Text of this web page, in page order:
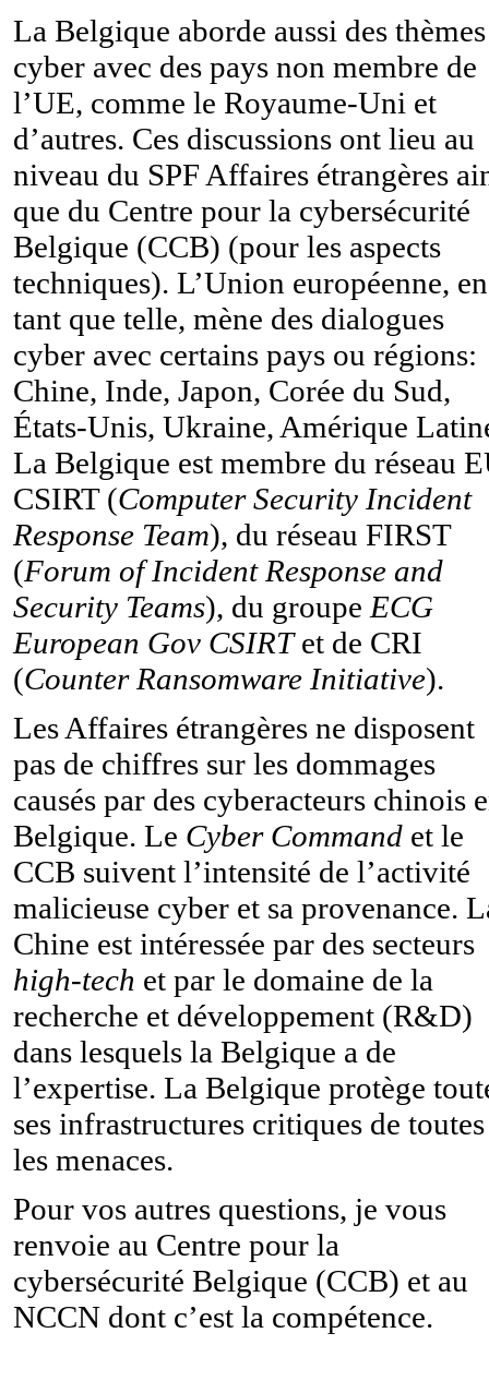
La Belgique aborde aussi des thèmes
cyber avec des pays non membre de
l’UE, comme le Royaume-Uni et
d’autres. Ces discussions ont lieu au
niveau du SPF Affaires étrangères
que du Centre pour la cybersécurité
Belgique (CCB) (pour les aspects
techniques). L’Union européenne, en
tant que telle, mène des dialogues
cyber avec certains pays ou régions:
Chine, Inde, Japon, Corée du Sud,
États-Unis, Ukraine, Amérique
La Belgique est membre du réseau
CSIRT (Computer Security Incident
Response Team), du réseau FIRST
(Forum of Incident Response and
Security Teams), du groupe ECG
European Gov CSIRTet de CRI
(Counter Ransomware Initiative).
Les Affaires étrangères ne disposent
pas de chiffres sur les dommages
causés par des cyberacteurs chinois
Belgique. Le Cyber Command et le
CCB suivent l’intensité de l’activité
malicieuse cyber et sa provenance.
Chine est intéressée par des secteurs
high-tech et par le domaine de la
recherche et développement (R&D)
dans lesquels la Belgique a de
l’expertise. La Belgique protège
ses infrastructures critiques de toutes
les menaces.
Pour vos autres questions, je vous
renvoie au Centre pour la
cybersécurité Belgique (CCB) et au
NCCN dont c’est la compétence.